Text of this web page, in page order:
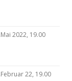
2022, 19.00
22, 19.00